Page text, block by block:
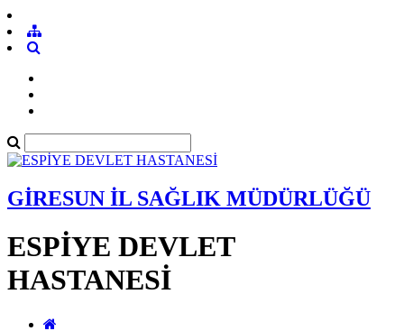
GİRESUN İL SAĞLIK MÜDÜRLÜĞÜ
ESPİYE DEVLET
HASTANESİ